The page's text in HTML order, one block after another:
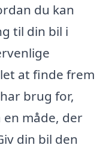
du kan
til din bil i
at finde frem
brug for,
måde, der
din bil den